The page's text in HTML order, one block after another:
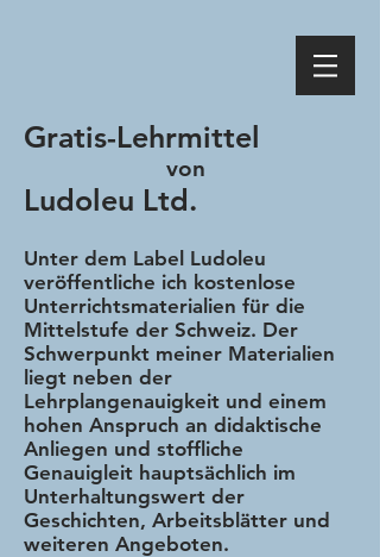
Gratis-Lehrmittel
von
Ludoleu Ltd.
Unter dem Label Ludoleu
veröffentliche ich kostenlose
Unterrichtsmaterialien für die
Mittelstufe der Schweiz. Der
Schwerpunkt meiner Materialien
liegt neben der
Lehrplangenauigkeit und einem
hohen Anspruch an didaktische
Anliegen und stoffliche
Genauigleit hauptsächlich im
Unterhaltungswert der
Geschichten, Arbeitsblätter und
weiteren Angeboten.